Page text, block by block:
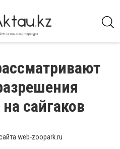
сайгаков
web-zoopark.ru